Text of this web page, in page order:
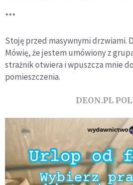
***
Stoję przed masywnymi drzwiami.
Mówię, że jestem umówiony z
strażnik otwiera i wpuszcza mnie
pomieszczenia.
DEON.PL